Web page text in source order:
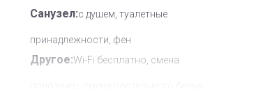
Санузел:с душем, туалетные
принадлежности, фен
Другое:Wi-Fi бесплатно, смена